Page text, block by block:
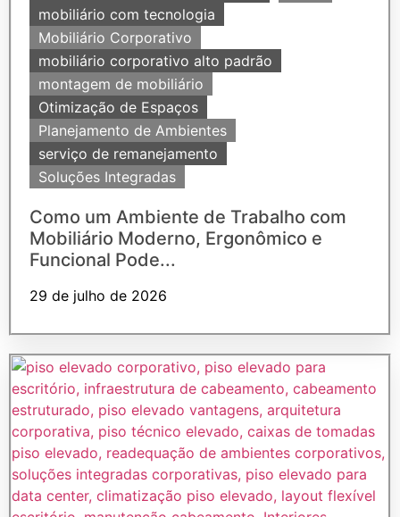
mobiliário com tecnologia
Mobiliário Corporativo
mobiliário corporativo alto padrão
montagem de mobiliário
Otimização de Espaços
Planejamento de Ambientes
serviço de remanejamento
Soluções Integradas
Como um Ambiente de Trabalho com
Mobiliário Moderno, Ergonômico e
Funcional Pode...
29 de julho de 2026